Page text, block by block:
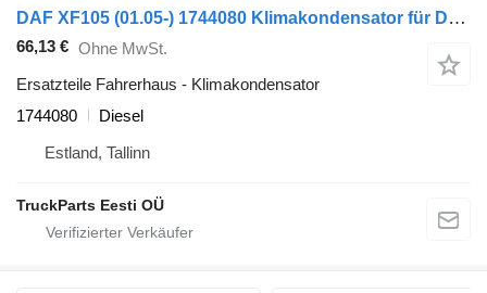
DAF XF105 (01.05-) 1744080 Klimakondensator für DAF XF95, XF105 (2001-2014) Sattelzugmaschine
66,13 € Ohne MwSt.
Ersatzteile Fahrerhaus - Klimakondensator
1744080
Diesel
Estland, Tallinn
TruckParts Eesti OÜ